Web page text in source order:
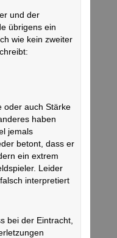
und der
übrigens ein
wie kein zweiter
oder auch Stärke
haben
jemals
betont, dass er
ein extrem
Leider
interpretiert
bei der Eintracht,